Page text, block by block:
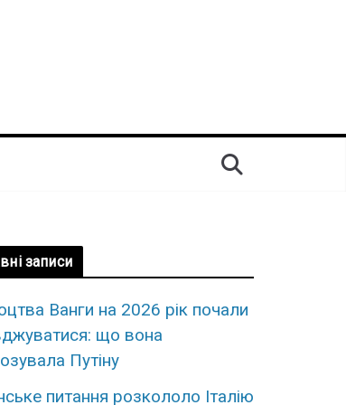
записи
Ванги на 2026 рік почали
що вона
Путіну
питання розкололо Італію